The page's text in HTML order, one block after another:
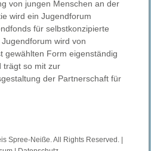
von jungen Menschen an der
wird ein Jugendforum
für selbstkonzipierte
wird von
gewählten Form eigenständig
trägt so mit zur
der Partnerschaft für
Spree-Neiße. All Rights Reserved. |